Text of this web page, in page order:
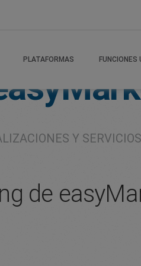
PLATAFORMAS FUNCIONES
Y SERVICIOS
de